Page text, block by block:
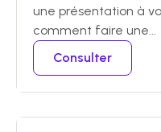
une présentation à
comment faire une...
Consulter